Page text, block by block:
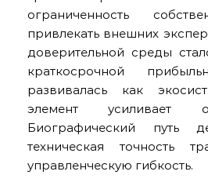
ограниченность
привлекать внешних
доверительной среды
краткосрочной
развивалась как
элемент усиливает
Биографический путь
техническая точность
управленческую гибкость.